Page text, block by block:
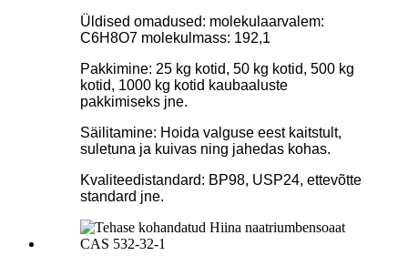
Üldised omadused: molekulaarvalem:
C6H8O7 molekulmass: 192,1
Pakkimine: 25 kg kotid, 50 kg kotid, 500 kg
kotid, 1000 kg kotid kaubaaluste
pakkimiseks jne.
Säilitamine: Hoida valguse eest kaitstult,
suletuna ja kuivas ning jahedas kohas.
Kvaliteedistandard: BP98, USP24, ettevõtte
standard jne.